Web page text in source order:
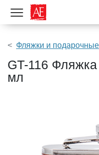
Показать меню
Фляжки и
GT-116
мл